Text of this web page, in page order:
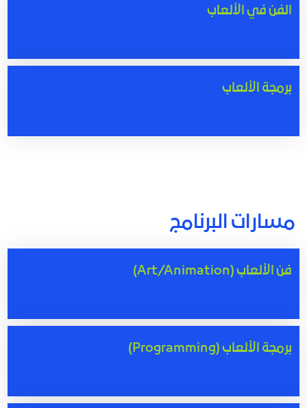
الفن في الألعاب
برمجة الألعاب
مسارات البرنامج
فن الألعاب (Art/Animation)
برمجة الألعاب (Programming)